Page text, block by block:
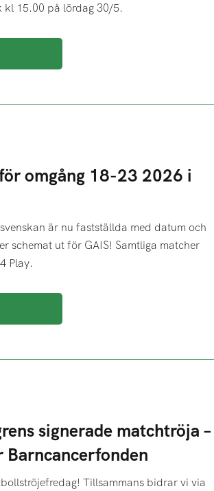
kl 15.00 på lördag 30/5.
omgång 18-23 2026 i
är nu fastställda med datum och
schemat ut för GAIS! Samtliga matcher
Play.
signerade matchtröja –
Tillsammans bidrar vi via